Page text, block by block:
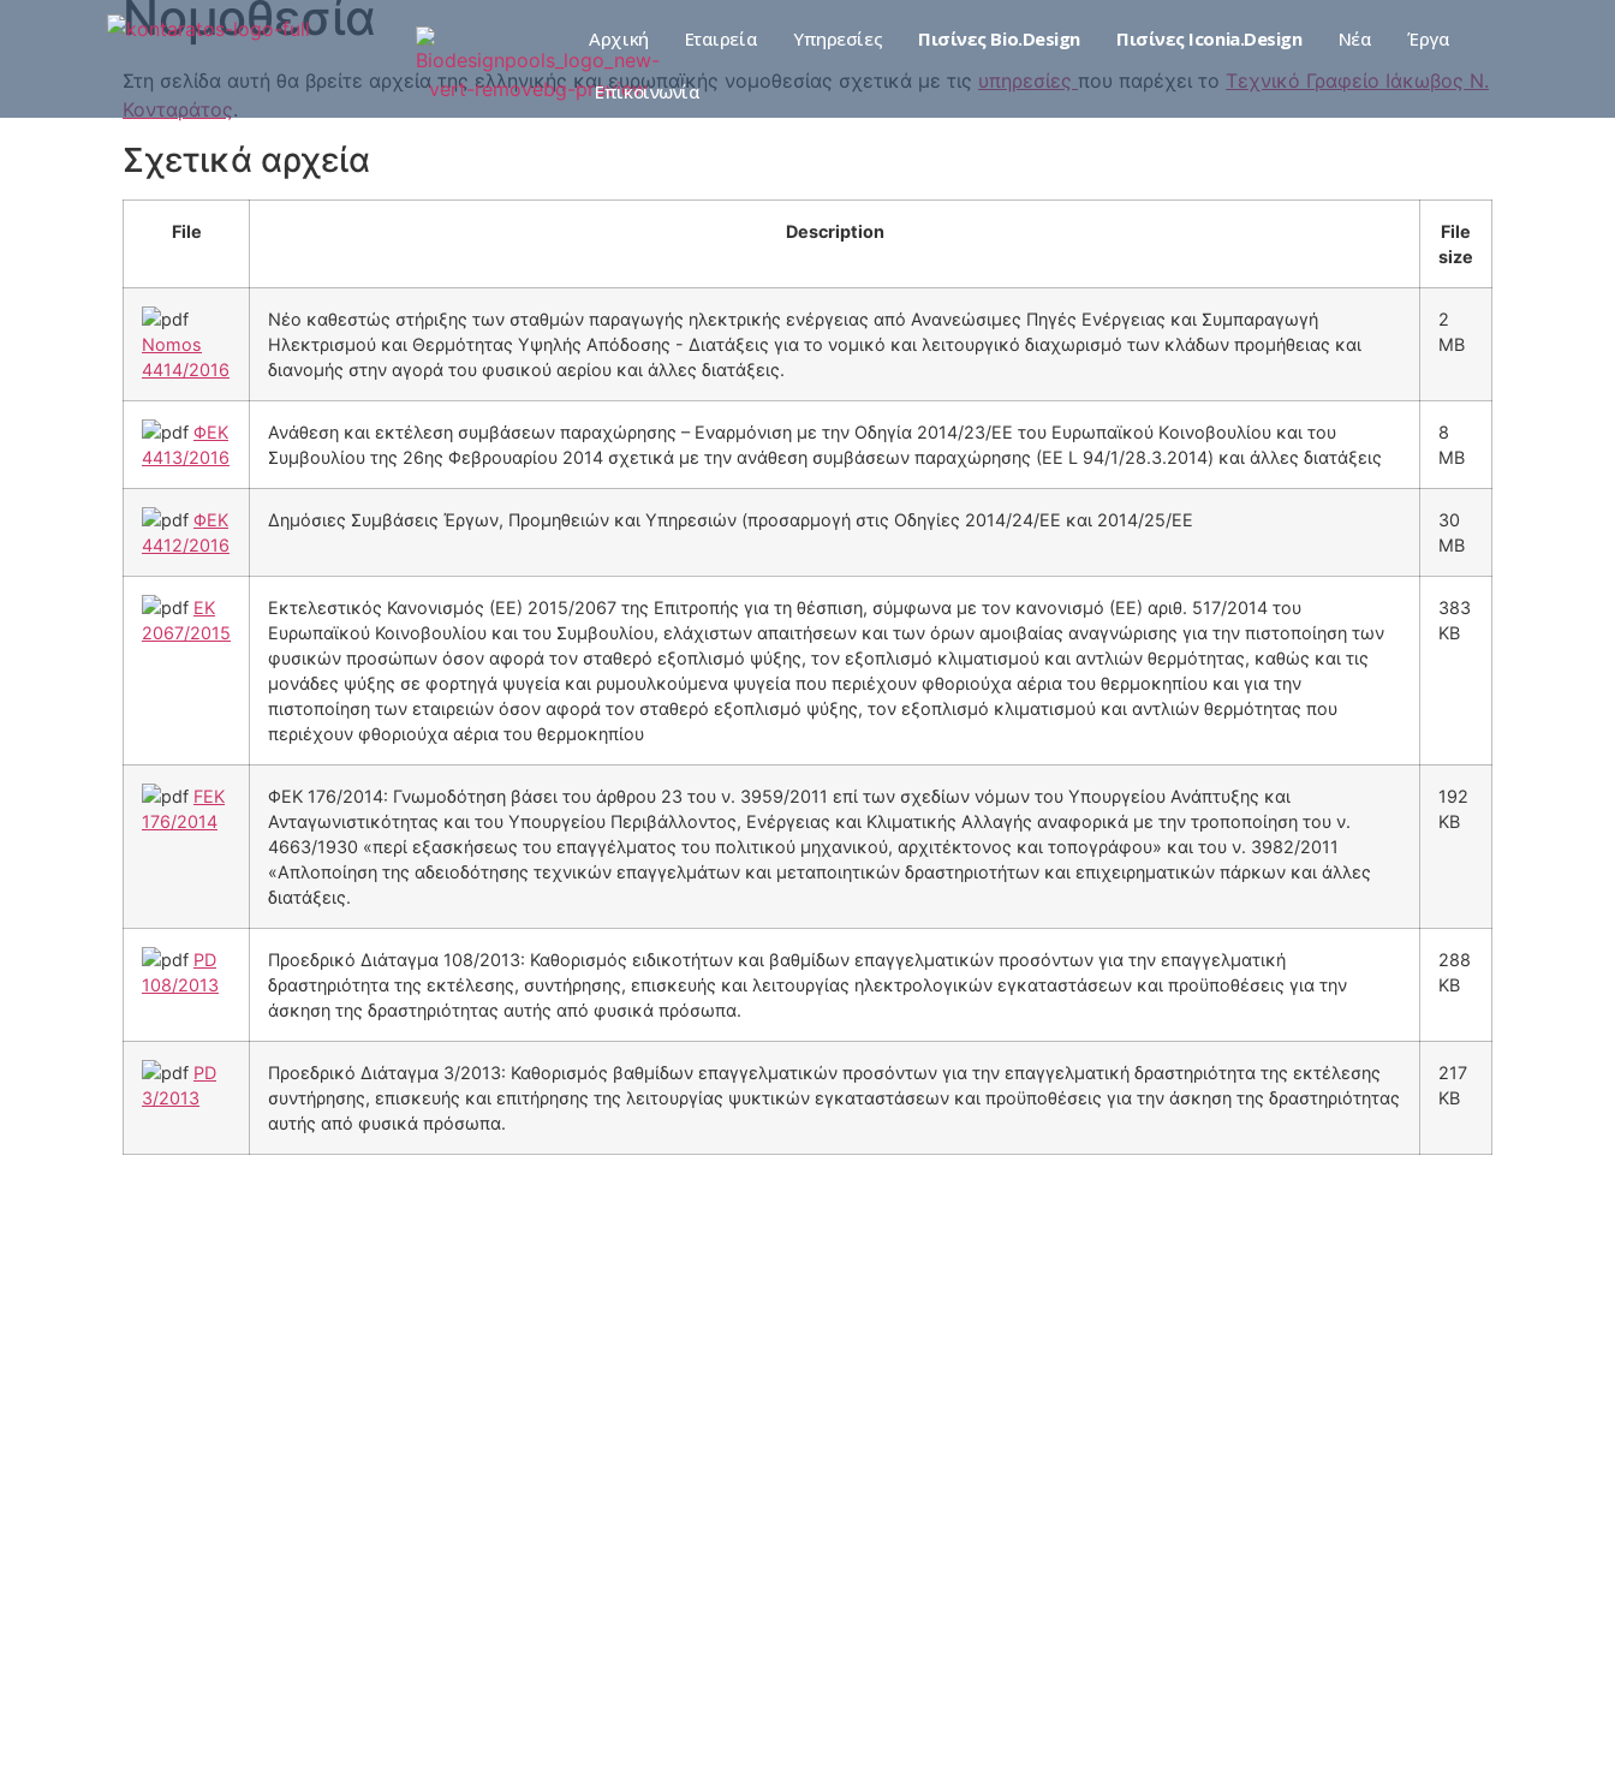
Αρχική Εταιρεία Υπηρεσίες Πισίνες Bio.Design Πισίνες Iconia.Design Νέα Έργα
Επικοινωνία
Νομοθεσία
Στη σελίδα αυτή θα βρείτε αρχεία της ελληνικής και ευρωπαϊκής νομοθεσίας σχετικά με τις υπηρεσίες που παρέχει το Τεχνικό Γραφείο Ιάκωβος Ν.
Κονταράτος.
Σχετικά αρχεία
File Description
File
size
Nomos
4414/2016
Νέο καθεστώς στήριξης των σταθμών παραγωγής ηλεκτρικής ενέργειας από Ανανεώσιμες Πηγές Ενέργειας και Συμπαραγωγή
Ηλεκτρισμού και Θερμότητας Υψηλής Απόδοσης - Διατάξεις για το νομικό και λειτουργικό διαχωρισμό των κλάδων προμήθειας και
διανομής στην αγορά του φυσικού αερίου και άλλες διατάξεις.
2
MB
ΦΕΚ
4413/2016
Ανάθεση και εκτέλεση συμβάσεων παραχώρησης – Εναρμόνιση με την Οδηγία 2014/23/ΕΕ του Eυρωπαϊκού Kοινοβουλίου και του
Συμβουλίου της 26ης Φεβρουαρίου 2014 σχετικά με την ανάθεση συμβάσεων παραχώρησης (ΕΕ L 94/1/28.3.2014) και άλλες διατάξεις
8
MB
ΦΕΚ
4412/2016
Δημόσιες Συμβάσεις Έργων, Προμηθειών και Υπηρεσιών (προσαρμογή στις Οδηγίες 2014/24/ΕΕ και 2014/25/ΕΕ
30
MB
ΕΚ
2067/2015
Εκτελεστικός Κανονισμός (ΕΕ) 2015/2067 της Επιτροπής για τη θέσπιση, σύμφωνα με τον κανονισμό (ΕΕ) αριθ. 517/2014 του
Ευρωπαϊκού Κοινοβουλίου και του Συμβουλίου, ελάχιστων απαιτήσεων και των όρων αμοιβαίας αναγνώρισης για την πιστοποίηση των
φυσικών προσώπων όσον αφορά τον σταθερό εξοπλισμό ψύξης, τον εξοπλισμό κλιματισμού και αντλιών θερμότητας, καθώς και τις
μονάδες ψύξης σε φορτηγά ψυγεία και ρυμουλκούμενα ψυγεία που περιέχουν φθοριούχα αέρια του θερμοκηπίου και για την
πιστοποίηση των εταιρειών όσον αφορά τον σταθερό εξοπλισμό ψύξης, τον εξοπλισμό κλιματισμού και αντλιών θερμότητας που
περιέχουν φθοριούχα αέρια του θερμοκηπίου
383
KB
FEK
176/2014
ΦΕΚ 176/2014: Γνωμοδότηση βάσει του άρθρου 23 του ν. 3959/2011 επί των σχεδίων νόμων του Υπουργείου Ανάπτυξης και
Ανταγωνιστικότητας και του Υπουργείου Περιβάλλοντος, Ενέργειας και Κλιματικής Αλλαγής αναφορικά με την τροποποίηση του ν.
4663/1930 «περί εξασκήσεως του επαγγέλματος του πολιτικού μηχανικού, αρχιτέκτονος και τοπογράφου» και του ν. 3982/2011
«Απλοποίηση της αδειοδότησης τεχνικών επαγγελμάτων και μεταποιητικών δραστηριοτήτων και επιχειρηματικών πάρκων και άλλες
διατάξεις.
192
KB
PD
108/2013
Προεδρικό Διάταγμα 108/2013: Καθορισμός ειδικοτήτων και βαθμίδων επαγγελματικών προσόντων για την επαγγελματική
δραστηριότητα της εκτέλεσης, συντήρησης, επισκευής και λειτουργίας ηλεκτρολογικών εγκαταστάσεων και προϋποθέσεις για την
άσκηση της δραστηριότητας αυτής από φυσικά πρόσωπα.
288
KB
PD
3/2013
Προεδρικό Διάταγμα 3/2013: Καθορισμός βαθμίδων επαγγελματικών προσόντων για την επαγγελματική δραστηριότητα της εκτέλεσης
συντήρησης, επισκευής και επιτήρησης της λειτουργίας ψυκτικών εγκαταστάσεων και προϋποθέσεις για την άσκηση της δραστηριότητας
αυτής από φυσικά πρόσωπα.
217
KB